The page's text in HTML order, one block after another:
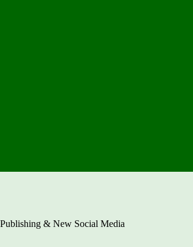
& New Social Media